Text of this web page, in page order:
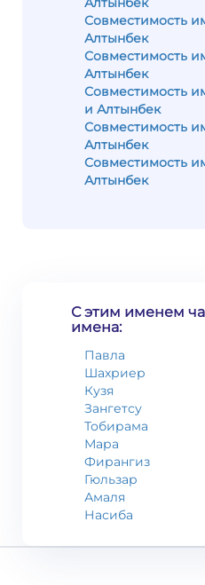
Совместимость
Алтынбек
Совместимость
Алтынбек
Совместимость
и Алтынбек
Совместимость
Алтынбек
Совместимость
Алтынбек
С этим именем
имена:
Павла
Шахриер
Кузя
Зангетсу
Тобирама
Мара
Фирангиз
Гюльзар
Амаля
Насиба